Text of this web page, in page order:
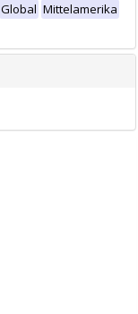
Global Mittelamerika